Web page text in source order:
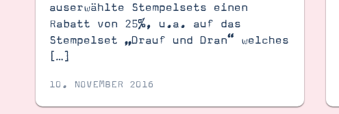
auserwählte Stempelsets einen
Rabatt von 25%, u.a. auf das
Stempelset „Drauf und Dran“ welches
[…]
10. NOVEMBER 2016